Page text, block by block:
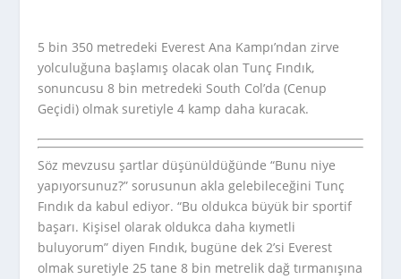
5 bin 350 metredeki Everest Ana Kampı’ndan zirve
yolculuğuna başlamış olacak olan Tunç Fındık,
sonuncusu 8 bin metredeki South Col’da (Cenup
Geçidi) olmak suretiyle 4 kamp daha kuracak.
Söz mevzusu şartlar düşünüldüğünde “Bunu niye
yapıyorsunuz?” sorusunun akla gelebileceğini Tunç
Fındık da kabul ediyor. “Bu oldukca büyük bir sportif
başarı. Kişisel olarak oldukca daha kıymetli
buluyorum” diyen Fındık, bugüne dek 2’si Everest
olmak suretiyle 25 tane 8 bin metrelik dağ tırmanışına